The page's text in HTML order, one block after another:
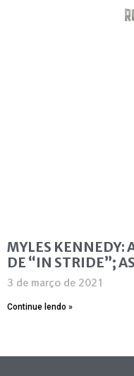
MYLES KENNEDY:
DE “IN STRIDE”;
3 de março de 2021
Continue lendo »